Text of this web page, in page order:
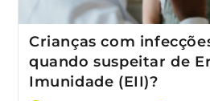
Crianças com
quando suspeitar de
Imunidade (EII)?